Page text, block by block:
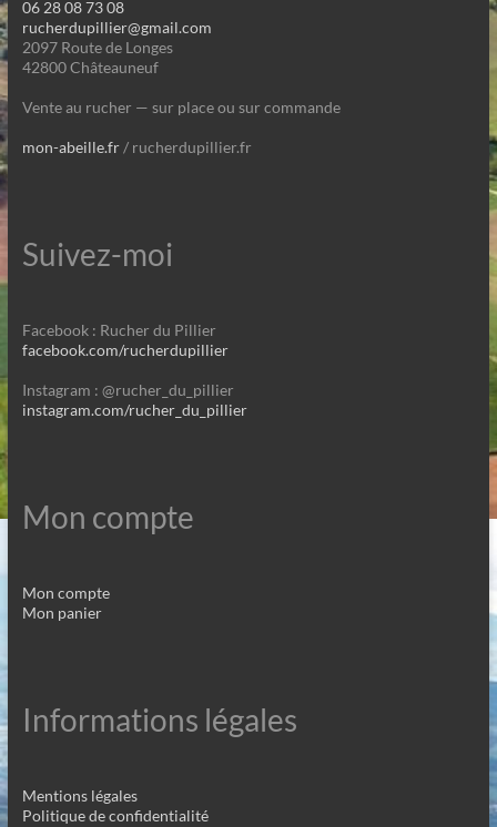
06 28 08 73 08
rucherdupillier@gmail.com
2097 Route de Longes
42800 Châteauneuf
Vente au rucher — sur place ou sur commande
mon-abeille.fr/ rucherdupillier.fr
Suivez-moi
Facebook : Rucher du Pillier
facebook.com/rucherdupillier
Instagram : @rucher_du_pillier
instagram.com/rucher_du_pillier
Mon compte
Mon compte
Mon panier
Informations légales
Mentions légales
Politique de confidentialité